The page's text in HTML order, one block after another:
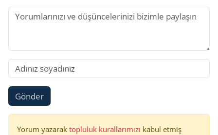
Gönder
Yorum yazarak topluluk kurallarımızı kabul etmiş